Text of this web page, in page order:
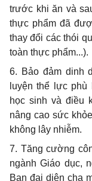
trước khi ăn và
thực phẩm đã
thay đổi các thói
toàn thực phẩm...).
6. Bảo đảm dinh
luyện thể lực
học sinh và điều
nâng cao sức
không lây nhiễm.
7. Tăng cường
ngành Giáo dục,
Ban đại diện cha